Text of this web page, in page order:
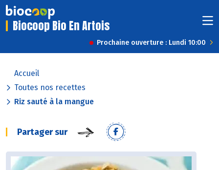
Biocoop Bio En Artois
Prochaine ouverture : Lundi 10:00
Accueil
Toutes nos recettes
Riz sauté à la mangue
Partager sur